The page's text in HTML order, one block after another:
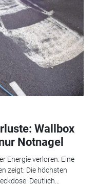
Wallbox
Notnagel
Energie verloren. Eine
zeigt: Die höchsten
Deutlich...